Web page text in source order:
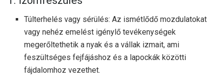
Túlterhelés vagy sérülés: Az ismétlődő mozdulatokat
vagy nehéz emelést igénylő tevékenységek
megerőltethetik a nyak és a vállak izmait, ami
feszültséges fejfájáshoz és a lapockák közötti
fájdalomhoz vezethet.